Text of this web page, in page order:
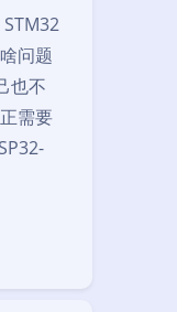
问题
也不
需要